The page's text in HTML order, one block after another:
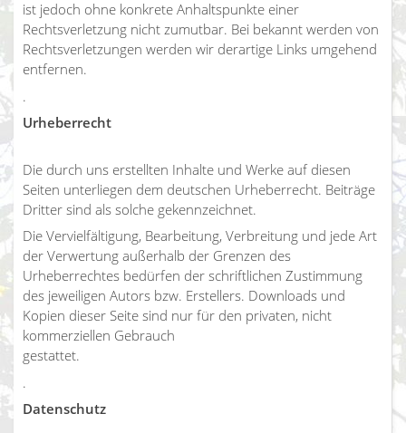
ist jedoch ohne konkrete Anhaltspunkte einer
Rechtsverletzung nicht zumutbar. Bei bekannt werden von
Rechtsverletzungen werden wir derartige Links umgehend
entfernen.
.
Urheberrecht
Die durch uns erstellten Inhalte und Werke auf diesen
Seiten unterliegen dem deutschen Urheberrecht. Beiträge
Dritter sind als solche gekennzeichnet.
Die Vervielfältigung, Bearbeitung, Verbreitung und jede Art
der Verwertung außerhalb der Grenzen des
Urheberrechtes bedürfen der schriftlichen Zustimmung
des jeweiligen Autors bzw. Erstellers. Downloads und
Kopien dieser Seite sind nur für den privaten, nicht
kommerziellen Gebrauch
gestattet.
.
Datenschutz